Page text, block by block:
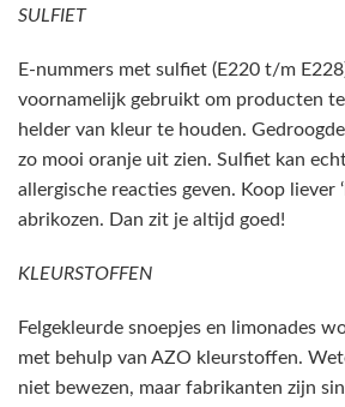
SULFIET
E-nummers met sulfiet (E220 t/m
voornamelijk gebruikt om producten
helder van kleur te houden.
zo mooi oranje uit zien. Sulfiet kan
allergische reacties geven. Koop liever
abrikozen. Dan zit je altijd goed!
KLEURSTOFFEN
Felgekleurde snoepjes en limonades
met behulp van AZO kleurstoffen.
niet bewezen, maar fabrikanten zijn